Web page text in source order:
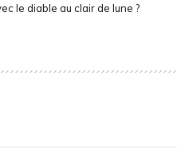
le diable au clair de lune ?